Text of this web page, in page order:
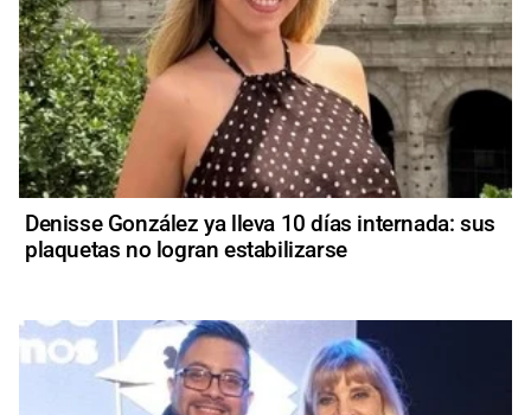
Denisse González ya lleva 10 días internada: sus
plaquetas no logran estabilizarse